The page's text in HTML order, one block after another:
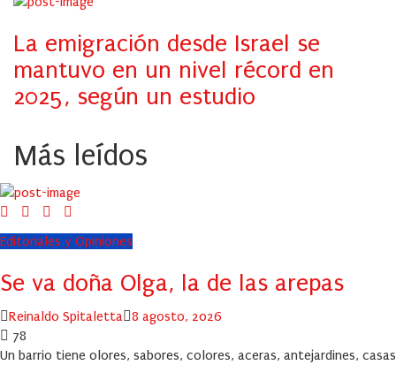
La emigración desde Israel se
mantuvo en un nivel récord en
2025, según un estudio
Más leídos
Editoriales y Opiniones
Se va doña Olga, la de las arepas
Author
Reinaldo Spitaletta Posted
8 agosto, 2026
78
Un barrio tiene olores, sabores, colores, aceras, antejardines, casas